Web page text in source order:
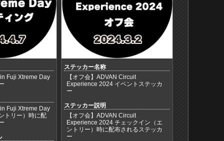
Fuji Xtreme Day
Fuji Xtreme Day
トリー）時に配
ステッカー名称
【オフ会】ADVAN Circuit
Experience 2024 イベントステッカ
ー
ステッカー説明
【オフ会】ADVAN Circuit
Experience 2024 チェックイン（エ
ントリー）時に配布されるステッカ
ー